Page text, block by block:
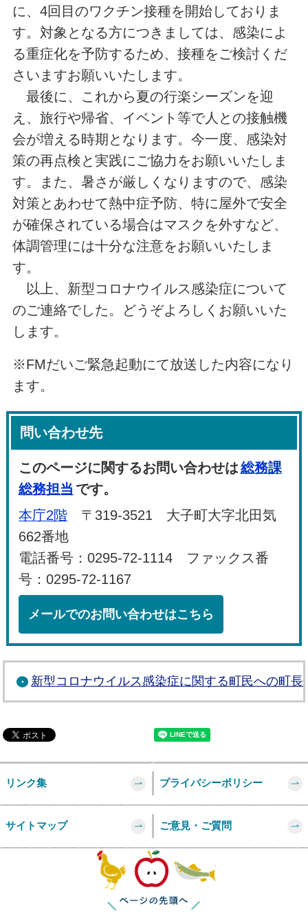
に、4回目のワクチン接種を開始しておりま
す。対象となる方につきましては、感染によ
る重症化を予防するため、接種をご検討くだ
さいますお願いいたします。
最後に、これから夏の行楽シーズンを迎
え、旅行や帰省、イベント等で人との接触機
会が増える時期となります。今一度、感染対
策の再点検と実践にご協力をお願いいたしま
す。また、暑さが厳しくなりますので、感染
対策とあわせて熱中症予防、特に屋外で安全
が確保されている場合はマスクを外すなど、
体調管理には十分な注意をお願いいたしま
す。
以上、新型コロナウイルス感染症について
のご連絡でした。どうぞよろしくお願いいた
します。
※FMだいご緊急起動にて放送した内容になり
ます。
問い合わせ先
このページに関するお問い合わせは総務課
総務担当 です。
本庁2階 〒319-3521 大子町大字北田気
662番地
電話番号：0295-72-1114 ファックス番
号：0295-72-1167
メールでのお問い合わせはこちら
新型コロナウイルス感染症に関する町民への町
リンク集 プライバシーポリシー
サイトマップ ご意見・ご質問